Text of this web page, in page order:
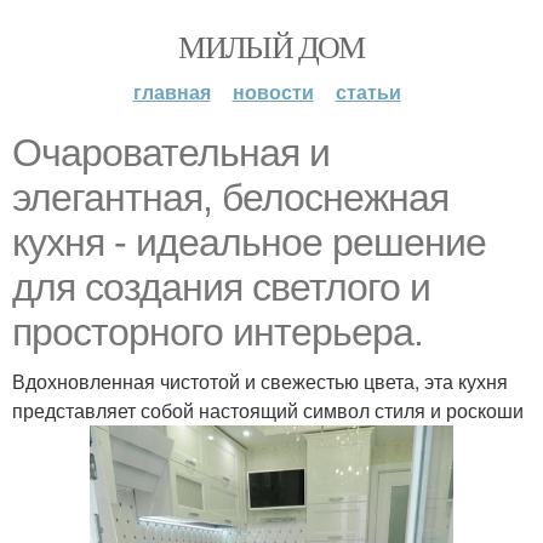
МИЛЫЙ ДОМ
главная новости статьи
Очаровательная и
элегантная, белоснежная
кухня - идеальное решение
для создания светлого и
просторного интерьера.
Вдохновленная чистотой и свежестью цвета, эта кухня
представляет собой настоящий символ стиля и роскоши